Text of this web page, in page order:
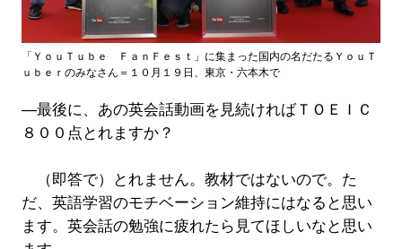
「ＹｏｕＴｕｂｅ ＦａｎＦｅｓｔ」に集まった国内の名だたるＹｏｕＴ
ｕｂｅｒのみなさん＝１０月１９日、東京・六本木で
―最後に、あの英会話動画を見続ければＴＯＥＩＣ
８００点とれますか？
（即答で）とれません。教材ではないので。た
だ、英語学習のモチベーション維持にはなると思い
ます。英会話の勉強に疲れたら見てほしいなと思い